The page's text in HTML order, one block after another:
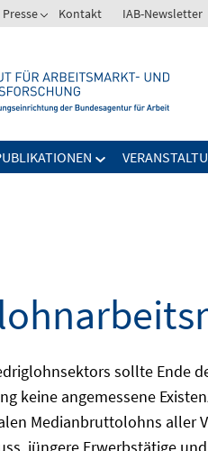
Presse Kontakt IAB-Newsletter
sollte Ende
keine angemessene
Medianbruttolohns aller